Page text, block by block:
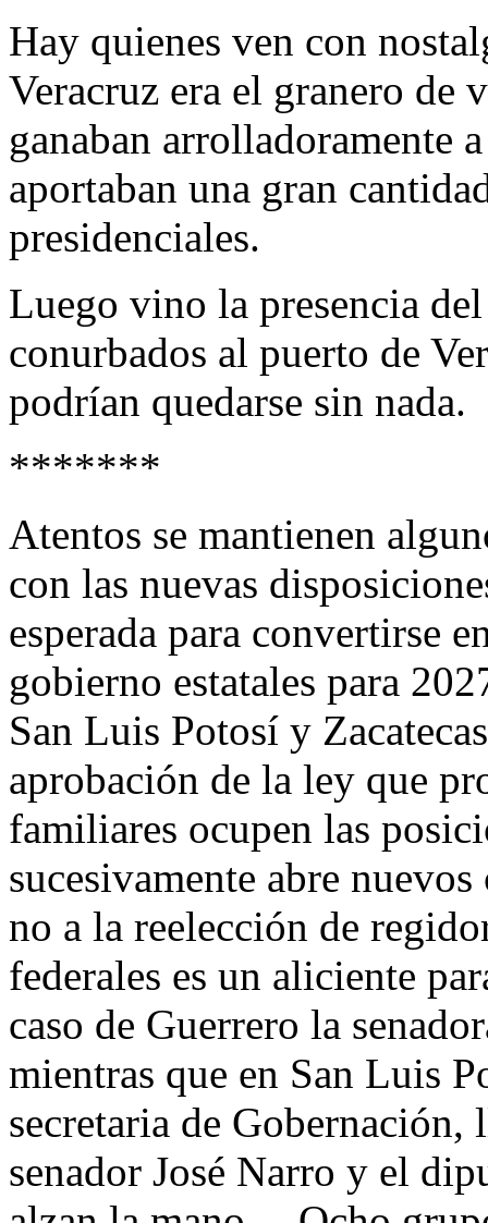
Hay quienes ven con
Veracruz era el granero de
ganaban arrolladoramente
aportaban una gran
presidenciales.
Luego vino la presencia
conurbados al puerto de
podrían quedarse sin nada.
*******
Atentos se mantienen
con las nuevas
esperada para convertirse
gobierno estatales para
San Luis Potosí y
aprobación de la ley que
familiares ocupen las
sucesivamente abre
no a la reelección de
federales es un aliciente
caso de Guerrero la
mientras que en San Luis
secretaria de Gobernación,
senador José Narro y el